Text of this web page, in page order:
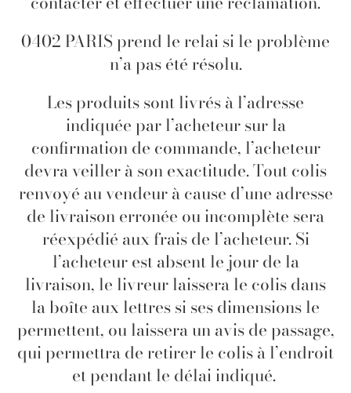
0402 PARIS prend le relai si le problème
n’a pas été résolu.
Les produits sont livrés à l’adresse
indiquée par l’acheteur sur la
confirmation de commande, l’acheteur
devra veiller à son exactitude. Tout colis
renvoyé au vendeur à cause d’une adresse
de livraison erronée ou incomplète sera
réexpédié aux frais de l’acheteur. Si
l’acheteur est absent le jour de la
livraison, le livreur laissera le colis dans
la boîte aux lettres si ses dimensions le
permettent, ou laissera un avis de passage,
qui permettra de retirer le colis à l’endroit
et pendant le délai indiqué.